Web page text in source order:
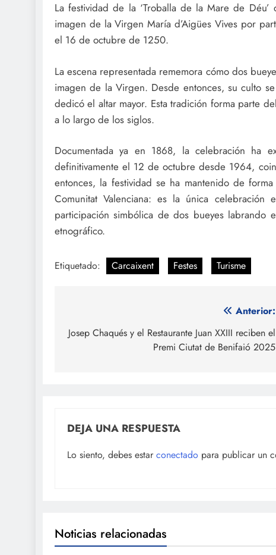
La festividad de la ‘Troballa de la Mare de
imagen de la Virgen María d’Aigües Vives por
el 16 de octubre de 1250.
La escena representada rememora cómo dos
imagen de la Virgen. Desde entonces, su culto
dedicó el altar mayor. Esta tradición forma parte
a lo largo de los siglos.
Documentada ya en 1868, la celebración ha
definitivamente el 12 de octubre desde 1964,
entonces, la festividad se ha mantenido de
Comunitat Valenciana: es la única
participación simbólica de dos bueyes
etnográfico.
Etiquetado: Carcaixent Festes Turisme
de
Anterior:
Josep Chaqués y el Restaurante Juan XXIII reciben el
Premi Ciutat de Benifaió 2025
DEJA UNA RESPUESTA
Lo siento, debes estar conectado para publicar un
Noticias relacionadas